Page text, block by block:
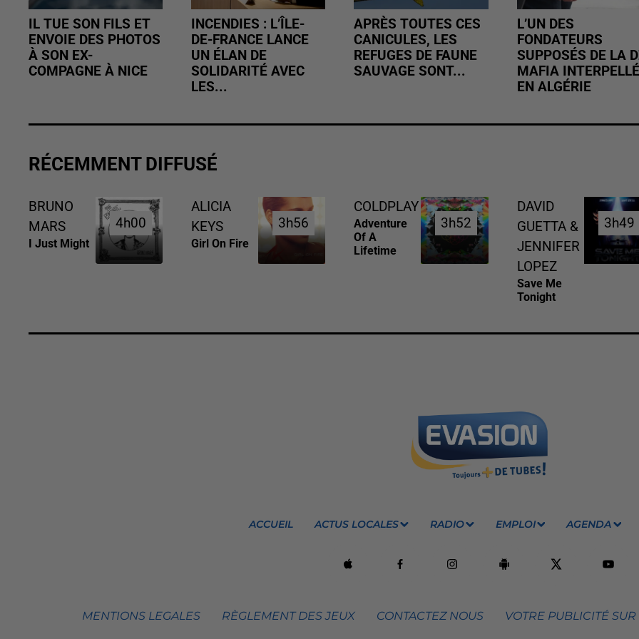
IL TUE SON FILS ET
ENVOIE DES PHOTOS
À SON EX-
COMPAGNE À NICE
INCENDIES : L’ÎLE-
DE-FRANCE LANCE
UN ÉLAN DE
SOLIDARITÉ AVEC
LES...
APRÈS TOUTES CES
CANICULES, LES
REFUGES DE FAUNE
SAUVAGE SONT...
L’UN DES
FONDATEURS
SUPPOSÉS DE LA
MAFIA INTERPELLÉ
EN ALGÉRIE
RÉCEMMENT DIFFUSÉ
BRUNO
MARS
I Just Might
4h00
4h00
ALICIA
KEYS
Girl On Fire
3h56
3h56
COLDPLAY
Adventure
Of A
Lifetime
3h52
3h52
DAVID
GUETTA &
JENNIFER
LOPEZ
Save Me
Tonight
3h49
3h49
ACCUEIL ACTUS LOCALES RADIO EMPLOI AGENDA
MENTIONS LEGALES RÈGLEMENT DES JEUX CONTACTEZ NOUS VOTRE PUBLICITÉ